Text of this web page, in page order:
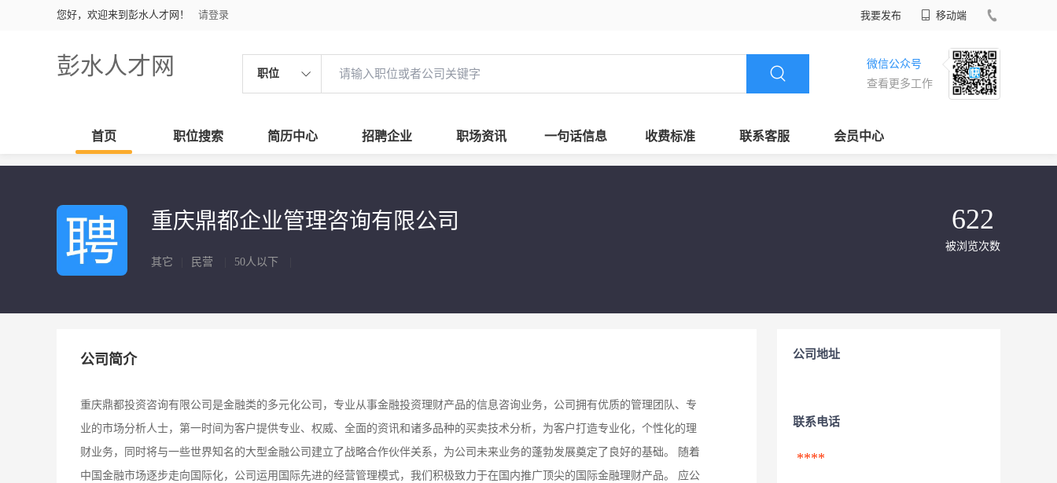
您好，欢迎来到彭水人才网！ 请登录 我要发布 移动端
彭水人才网 职位
微信公众号
查看更多工作
首页 职位搜索 简历中心 招聘企业 职场资讯 一句话信息 收费标准 联系客服 会员中心
重庆鼎都企业管理咨询有限公司
其它 民营 50人以下
622
被浏览次数
公司简介
重庆鼎都投资咨询有限公司是金融类的多元化公司，专业从事金融投资理财产品的信息咨询业务，公司拥有优质的管理团队、专
业的市场分析人士，第一时间为客户提供专业、权威、全面的资讯和诸多品种的买卖技术分析，为客户打造专业化，个性化的理
财业务，同时将与一些世界知名的大型金融公司建立了战略合作伙伴关系，为公司未来业务的蓬勃发展奠定了良好的基础。 随着
中国金融市场逐步走向国际化，公司运用国际先进的经营管理模式，我们积极致力于在国内推广顶尖的国际金融理财产品。 应公
公司地址
联系电话
****